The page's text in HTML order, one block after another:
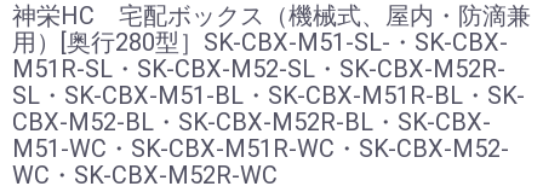
神栄HC 宅配ボックス（機械式、屋内・防滴兼
用）[奥行280型］SK-CBX-M51-SL-・SK-CBX-
M51R-SL・SK-CBX-M52-SL・SK-CBX-M52R-
SL・SK-CBX-M51-BL・SK-CBX-M51R-BL・SK-
CBX-M52-BL・SK-CBX-M52R-BL・SK-CBX-
M51-WC・SK-CBX-M51R-WC・SK-CBX-M52-
WC・SK-CBX-M52R-WC